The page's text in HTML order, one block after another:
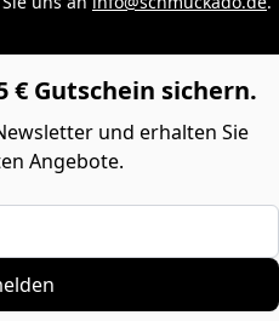
€ Gutschein sichern.
und erhalten Sie
Angebote.